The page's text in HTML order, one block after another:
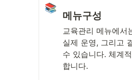
📚
메뉴구성
교육관리 메뉴에서
실제 운영, 그리고
수 있습니다. 체계
합니다.